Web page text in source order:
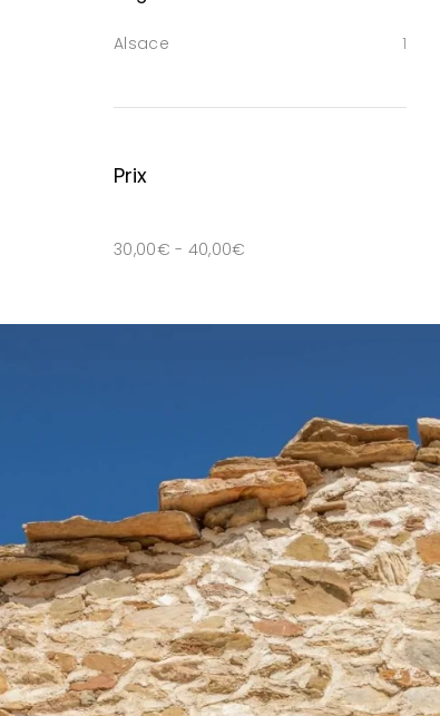
Alsace 1
Prix
30,00€ - 40,00€